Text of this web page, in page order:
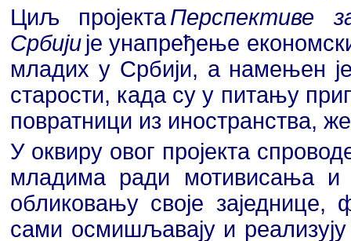
Циљ пројектаПерспективе
Србији је унапређење
младих у Србији, а намењен
старости, када су у питању
повратници из иностранства,
У оквиру овог пројекта
младима ради мотивисања и
обликовању своје заједнице,
сами осмишљавају и